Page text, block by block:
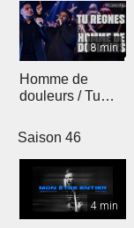
8 min
Homme de
douleurs / Tu
Saison 46
4 min